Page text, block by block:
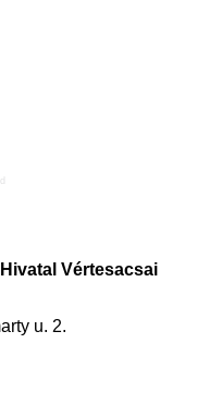
Vértesacsai
u. 2.